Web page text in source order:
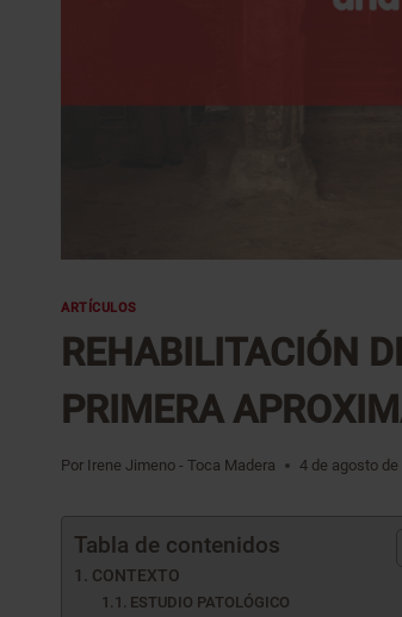
ARTÍCULOS
REHABILITACIÓN
PRIMERA
Por Irene Jimeno - Toca Madera 4 de agosto de
Tabla de contenidos
CONTEXTO
ESTUDIO PATOLÓGICO